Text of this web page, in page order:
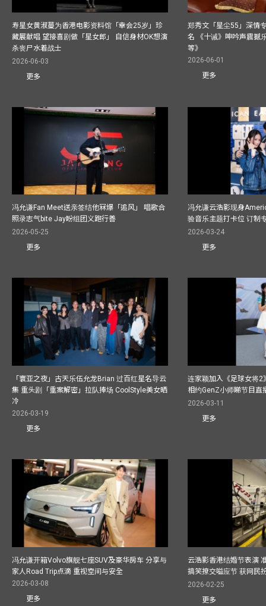
寿星女黄淑蔓为香港电影资料馆「幸会25岁」珍
藏展献唱 望接喜剧做「星女郎」 自信身材OK想演
杀丧尸水着战士
2026-06-03
更多
郑秀文「星尘55」深情
名 《十诫》呻吟声震撼
等》
2026-06-01
更多
冯允谦Fan Meet送亲签结他冧爆「追风」 唱歌合
照录志气bite Jay盼组团义跑行善
2026-05-25
更多
冯允谦云浩影现身
验音乐主题打卡位 订制
2026-03-24
更多
「寰亚之夜」古天乐伍允龙Brian 过百红星名导云
集 重头剧「重案解密」拉队捧场 CoolStyle美女晒
冷
2026-03-19
更多
连家颖加入《足球女将
相约GenZ小师睇节目直
2026-03-11
更多
冯允谦开箱Volvo旗舰七座SUV及豪华房车 分享与
家人Road Trip点滴 重视空间与安全
2026-03-08
更多
云浩影香港结婚节表演
搞笑撩交嗌应节 获网民
2026-02-25
更多